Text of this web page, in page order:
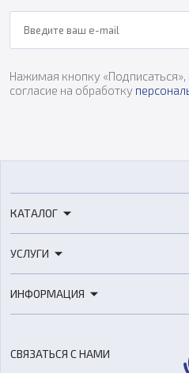
Нажимая кнопку
согласие на обработку
КАТАЛОГ
3D-сканеры
Расходные материалы
Оборудование и материалы для
Аксессуары и прочее
УСЛУГИ
3D-моделирование
ИНФОРМАЦИЯ
СВЯЗАТЬСЯ С НАМИ